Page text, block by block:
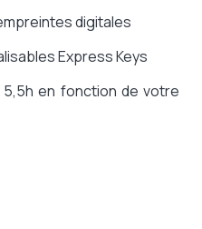
digitales
Express Keys
en fonction de votre